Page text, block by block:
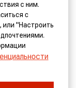
с ним.
с
или "Настроить